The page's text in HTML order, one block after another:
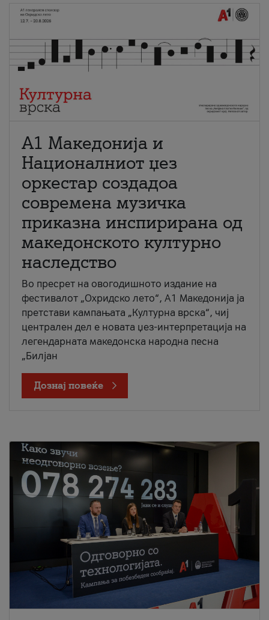
А1 Македонија и
Националниот џез
оркестар создадоа
современа музичка
приказна инспирирана од
македонското културно
наследство
Во пресрет на овогодишното издание на
фестивалот „Охридско лето“, А1 Македонија ја
претстави кампањата „Културна врска“, чиј
централен дел е новата џез-интерпретација на
легендарната македонска народна песна
„Билјан
Дознај повеќе